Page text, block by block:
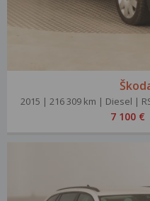
2015 | 216 309 km | Diesel |
7 100 €